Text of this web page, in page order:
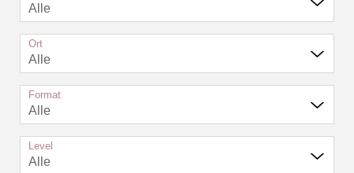
Alle
Ort
Alle
Format
Alle
Level
Alle